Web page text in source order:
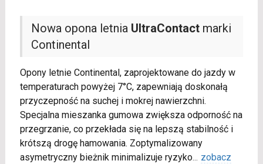
Nowa opona letnia UltraContactmarki
Continental
Opony letnie Continental, zaprojektowane do jazdy w
temperaturach powyżej 7°C, zapewniają doskonałą
przyczepność na suchej i mokrej nawierzchni.
Specjalna mieszanka gumowa zwiększa odporność na
przegrzanie, co przekłada się na lepszą stabilność i
krótszą drogę hamowania. Zoptymalizowany
asymetryczny bieżnik minimalizuje ryzyko... zobacz